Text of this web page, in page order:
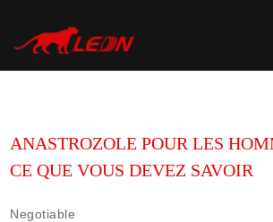
content
ANASTROZOLE POUR LES
CE QUE VOUS DEVEZ SAVOIR
Negotiable